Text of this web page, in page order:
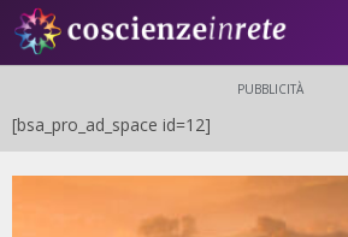
PUBBLICITÀ
[bsa_pro_ad_space id=12]